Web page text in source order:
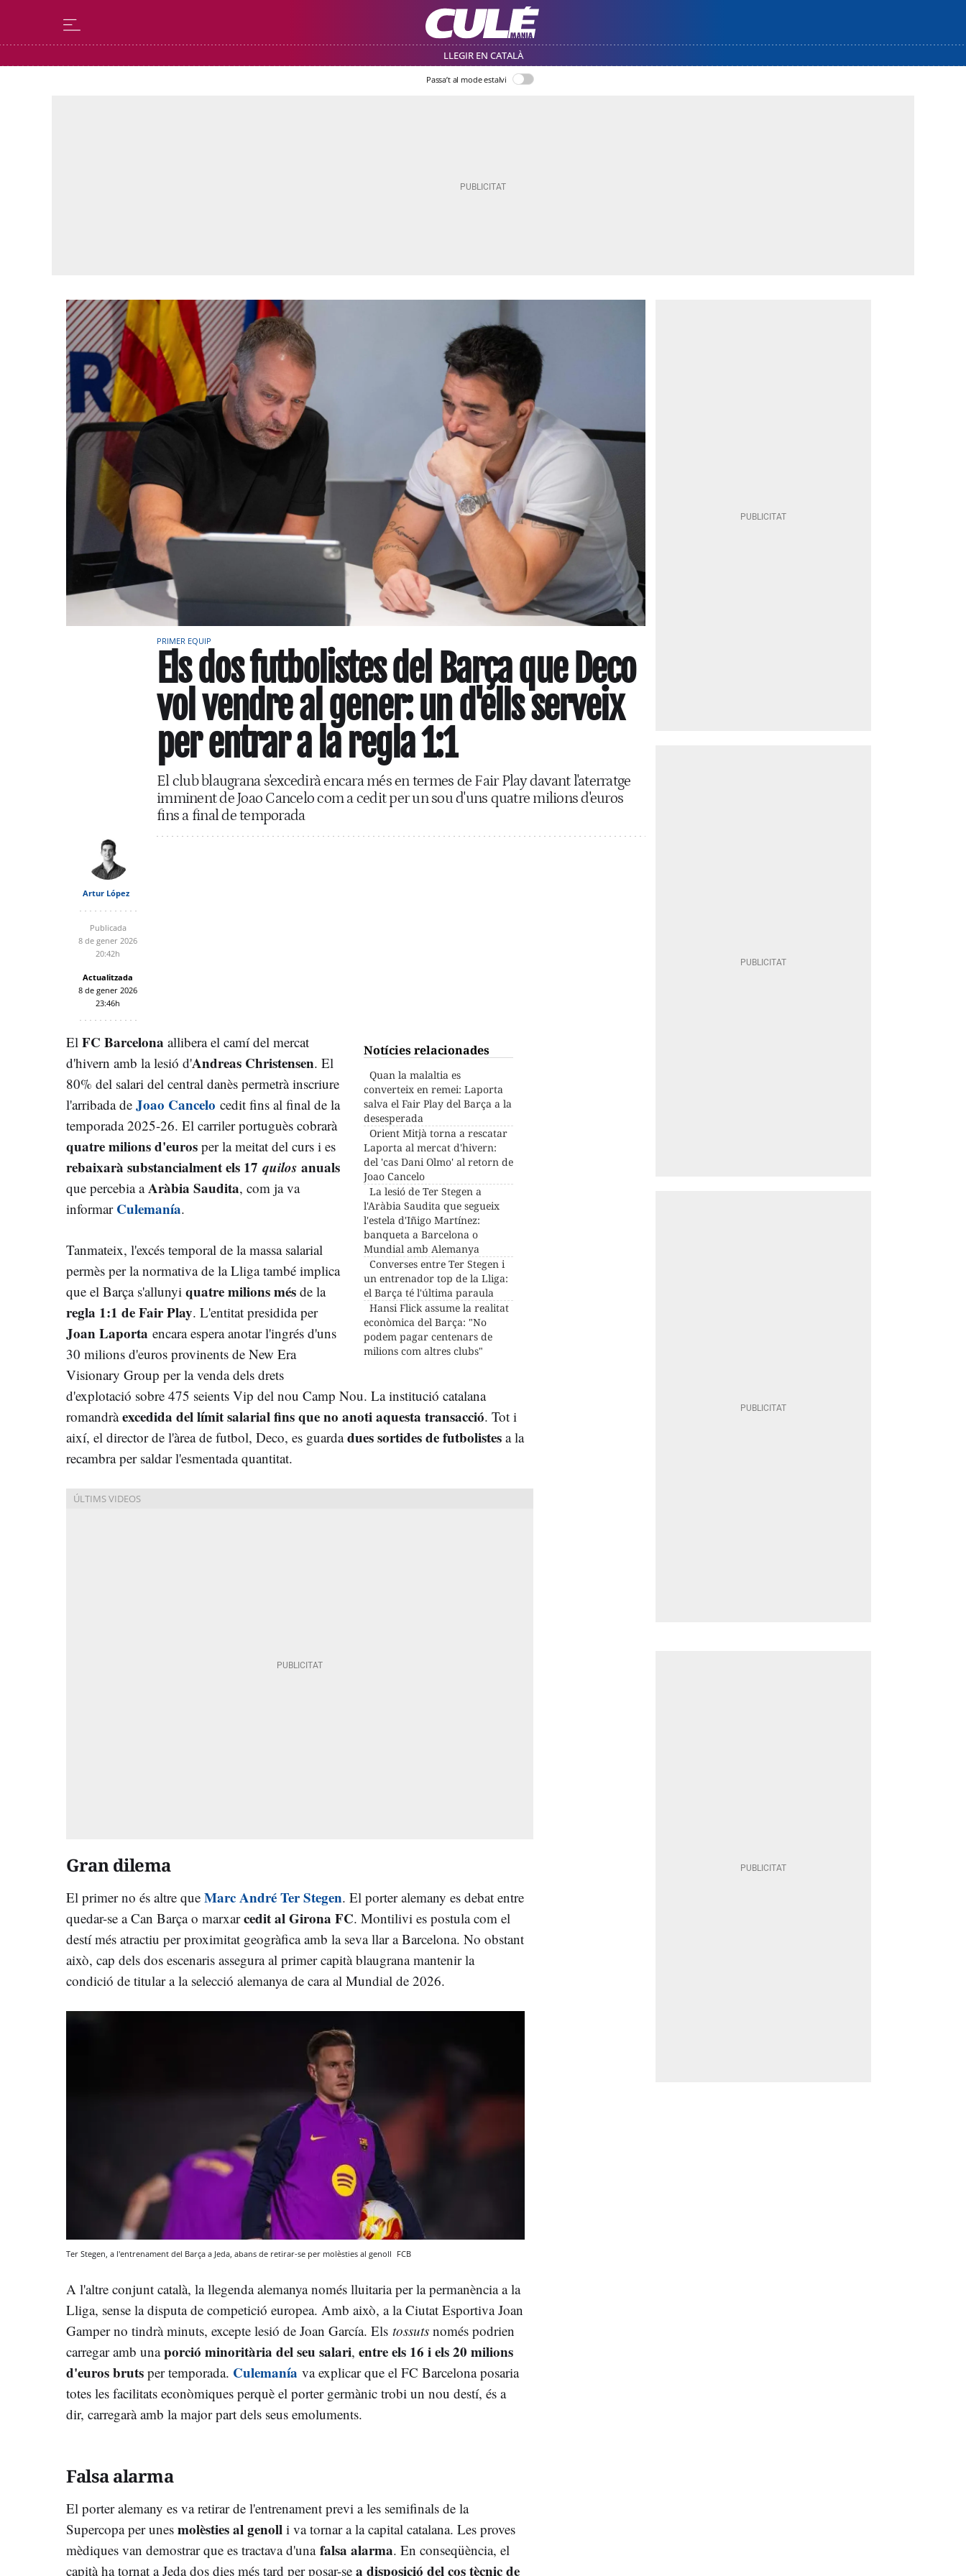
LLEGIR EN CATALÀ
Passa’t al mode estalvi
PRIMER EQUIP
Els dos futbolistes del Barça que Deco
vol vendre al gener: un d'ells serveix
per entrar a la regla 1:1
El club blaugrana s'excedirà encara més en termes de Fair Play davant l'aterratge
imminent de Joao Cancelo com a cedit per un sou d'uns quatre milions d'euros
fins a final de temporada
Artur López
Publicada
8 de gener 2026
20:42h
Actualitzada
8 de gener 2026
23:46h
Notícies relacionades
Quan la malaltia es
converteix en remei: Laporta
salva el Fair Play del Barça a la
desesperada
Orient Mitjà torna a rescatar
Laporta al mercat d'hivern:
del 'cas Dani Olmo' al retorn de
Joao Cancelo
La lesió de Ter Stegen a
l'Aràbia Saudita que segueix
l'estela d'Iñigo Martínez:
banqueta a Barcelona o
Mundial amb Alemanya
Converses entre Ter Stegen i
un entrenador top de la Lliga:
el Barça té l'última paraula
Hansi Flick assume la realitat
econòmica del Barça: "No
podem pagar centenars de
milions com altres clubs"
El FC Barcelona allibera el camí del mercat
d'hivern amb la lesió d'Andreas Christensen. El
80% del salari del central danès permetrà inscriure
l'arribada de Joao Cancelo cedit fins al final de la
temporada 2025-26. El carriler portuguès cobrarà
quatre milions d'euros per la meitat del curs i es
rebaixarà substancialment els 17 quilos anuals
que percebia aAràbia Saudita, com ja va
informar Culemanía.
Tanmateix, l'excés temporal de la massa salarial
permès per la normativa de la Lliga també implica
que el Barça s'allunyi quatre milions més de la
regla 1:1 de Fair Play. L'entitat presidida per
Joan Laporta encara espera anotar l'ingrés d'uns
30 milions d'euros provinents de New Era
Visionary Group per la venda dels drets
d'explotació sobre 475 seients Vip del nou Camp Nou. La institució catalana
romandràexcedida del límit salarial fins que no anoti aquesta transacció. Tot i
així, el director de l'àrea de futbol, Deco, es guardadues sortides de futbolistes a la
recambra per saldar l'esmentada quantitat.
Gran dilema
El primer no és altre que Marc André Ter Stegen. El porter alemany es debat entre
quedar-se a Can Barça o marxarcedit al Girona FC. Montilivi es postula com el
destí més atractiu per proximitat geogràfica amb la seva llar a Barcelona. No obstant
això, cap dels dos escenaris assegura al primer capità blaugrana mantenir la
condició de titular a la selecció alemanya de cara al Mundial de 2026.
Ter Stegen, a l'entrenament del Barça a Jeda, abans de retirar-se per molèsties al genoll FCB
A l'altre conjunt català, la llegenda alemanya només lluitaria per la permanència a la
Lliga, sense la disputa de competició europea. Amb això, a la Ciutat Esportiva Joan
Gamper no tindrà minuts, excepte lesió de Joan García. Els tossuts només podrien
carregar amb unaporció minoritària del seu salari, entre els 16 i els 20 milions
d'euros bruts per temporada. Culemanía va explicar que el FC Barcelona posaria
totes les facilitats econòmiques perquè el porter germànic trobi un nou destí, és a
dir, carregarà amb la major part dels seus emoluments.
Falsa alarma
El porter alemany es va retirar de l'entrenament previ a les semifinals de la
Supercopa per unes molèsties al genoll i va tornar a la capital catalana. Les proves
mèdiques van demostrar que es tractava d'una falsa alarma. En conseqüència, el
capità ha tornat a Jeda dos dies més tard per posar-se a disposició del cos tècnic de